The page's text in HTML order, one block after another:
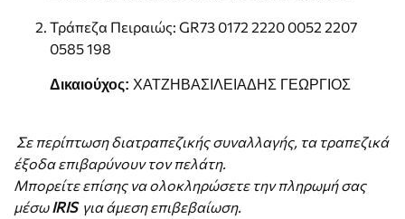
Τράπεζα Πειραιώς: GR73 0172 2220 0052 2207
0585 198
Δικαιούχος: ΧΑΤΖΗΒΑΣΙΛΕΙΑΔΗΣ ΓΕΩΡΓΙΟΣ
Σε περίπτωση διατραπεζικής συναλλαγής, τα τραπεζικά
έξοδα επιβαρύνουν τον πελάτη.
Μπορείτε επίσης να ολοκληρώσετε την πληρωμή σας
μέσωIRIS για άμεση επιβεβαίωση.